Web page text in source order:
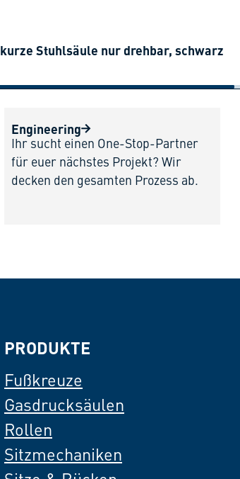
kurze Stuhlsäule nur drehbar, schwarz
Engineering
Ihr sucht einen One-Stop-Partner
für euer nächstes Projekt? Wir
decken den gesamten Prozess ab.
PRODUKTE
Fußkreuze
Gasdrucksäulen
Rollen
Sitzmechaniken